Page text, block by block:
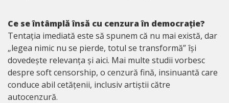
Ce se întâmplă însă cu cenzura în democrație?
Tentația imediată este să spunem că nu mai există, dar
„legea nimic nu se pierde, totul se transformă” își
dovedește relevanța și aici. Mai multe studii vorbesc
despre soft censorship, o cenzură fină, insinuantă care
conduce abil cetățenii, inclusiv artiștii către
autocenzură.